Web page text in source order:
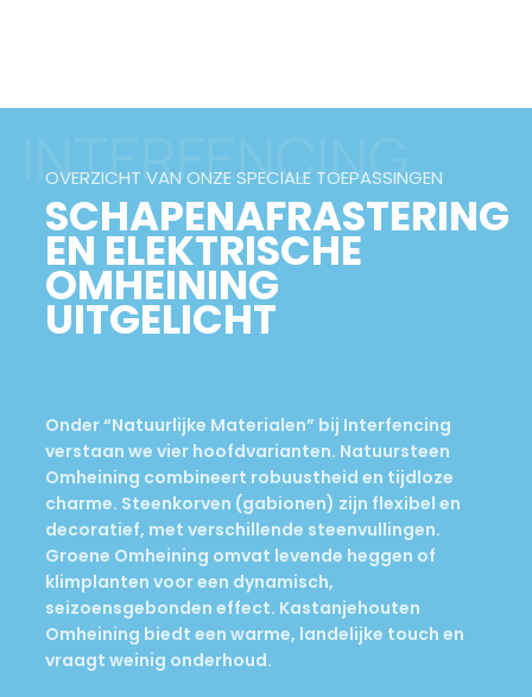
INTERFENCING
OVERZICHT VAN ONZE SPECIALE TOEPASSINGEN
SCHAPENAFRASTERING
EN ELEKTRISCHE
OMHEINING
UITGELICHT
Onder “Natuurlijke Materialen” bij Interfencing
verstaan we vier hoofdvarianten. Natuursteen
Omheining combineert robuustheid en tijdloze
charme. Steenkorven (gabionen) zijn flexibel en
decoratief, met verschillende steenvullingen.
Groene Omheining omvat levende heggen of
klimplanten voor een dynamisch,
seizoensgebonden effect. Kastanjehouten
Omheining biedt een warme, landelijke touch en
vraagt weinig onderhoud.